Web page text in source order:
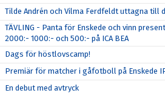
Tilde Andrén och Vilma Ferdfeldt uttagna till
TÄVLING - Panta för Enskede och vinn
2000:- 1000:- och 500:- på ICA BEA
Dags för höstlovscamp!
Premiär för matcher i gåfotboll på Enskede
En debut med avtryck